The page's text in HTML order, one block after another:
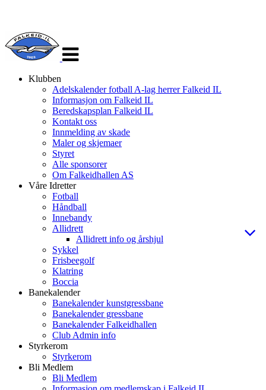
navigasjon
Klubben
Adelskalender fotball A-lag herrer Falkeid IL
Informasjon om Falkeid IL
Beredskapsplan Falkeid IL
Kontakt oss
Innmelding av skade
Maler og skjemaer
Styret
Alle sponsorer
Om Falkeidhallen AS
Våre Idretter
Fotball
Håndball
Innebandy
Allidrett
Allidrett info og årshjul
Sykkel
Frisbeegolf
Klatring
Boccia
Banekalender
Banekalender kunstgressbane
Banekalender gressbane
Banekalender Falkeidhallen
Club Admin info
Styrkerom
Styrkerom
Bli Medlem
Bli Medlem